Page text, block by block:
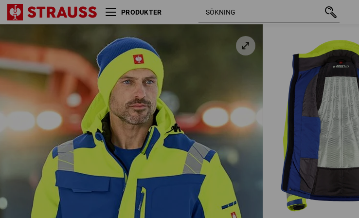
PRODUKTER
Varsel vinter softshelljacka
M